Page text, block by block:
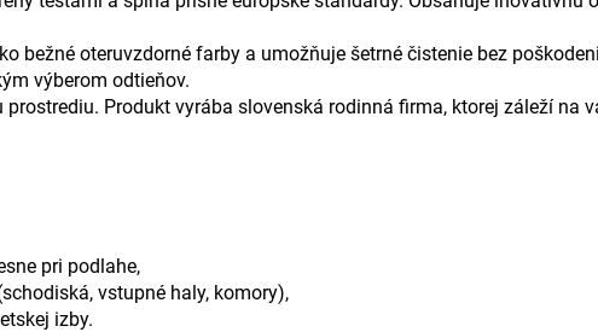
bežné oteruvzdorné farby a umožňuje šetrné čistenie bez
výberom odtieňov.
Produkt vyrába slovenská rodinná firma, ktorej záleží na
pri podlahe,
vstupné haly, komory),
izby.